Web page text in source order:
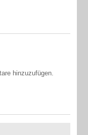
hinzuzufügen.